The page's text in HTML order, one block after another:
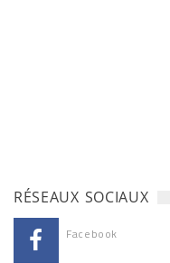
RÉSEAUX SOCIAUX
Facebook